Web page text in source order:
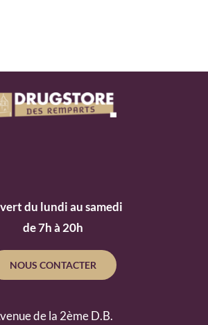
du lundi au samedi
de 7h à 20h
NOUS CONTACTER
de la 2ème D.B.